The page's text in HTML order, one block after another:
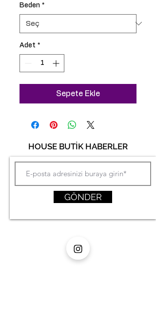
Beden *
Adet *
Sepete Ekle
HOUSE BUTİK HABERLER
GÖNDER